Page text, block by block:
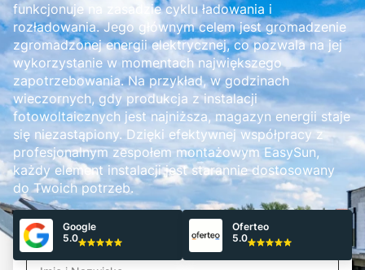
funkcjonuje na zasadzie cyklu ładowania i
rozładowania. Jego głównym celem jest gromadzenie
zgromadzonej energii elektrycznej, co pozwala na jej
wykorzystanie w momentach największego
zapotrzebowania. Na przykład, w godzinach
wieczornych, gdy produkcja z instalacji
fotowoltaicznych jest najniższa, magazyn energii staje
się niezastąpiony. Dzięki efektywnej współpracy z
profesjonalnym zespołem montażowym EasySun,
każdy element instalacji jest starannie dostosowany
do Twoich potrzeb.
Google
5.0
Oferteo
5.0
Odbierz Bezpłatną wycenę!